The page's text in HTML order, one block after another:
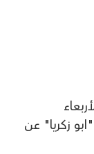
"ابو زكريا" عن